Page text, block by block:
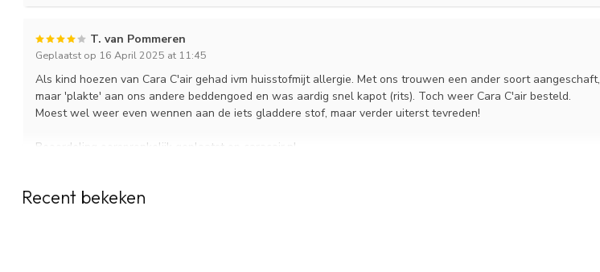
De matrashoes is:
Gemaakt van polyester en polyamide
Heerlijk zacht en ritselt niet
Extreem nauw geweven en toch ademend
Hypoallergeen
Gemaakt zonder toevoeging van chemische middelen
T. van Pommeren
Geplaatst op 16 April 2025 at 11:45
Als kind hoezen van Cara C'air gehad ivm huisstofmijt allergie. Met ons trouwen een ander soort aangeschaft,
maar 'plakte' aan ons andere beddengoed en was aardig snel kapot (rits). Toch weer Cara C'air besteld.
Moest wel weer even wennen aan de iets gladdere stof, maar verder uiterst tevreden!
Beoordeling oorspronkelijk geplaatst op caracair.nl.
M. Stokvis
Recent bekeken